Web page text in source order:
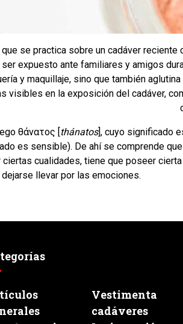
se practica sobre un cadáver reciente
expuesto ante familiares y amigos
y maquillaje, sino que también
visibles en la exposición del cadáver,
θάνατος [ thánatos], cuyo significado
es sensible). De ahí se comprende
cualidades, tiene que poseer
llevar por las emociones.
Vestimenta
cadáveres